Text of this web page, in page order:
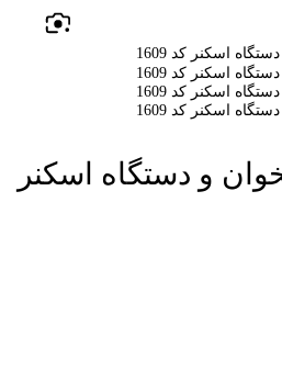
و دستگاه اسکنر